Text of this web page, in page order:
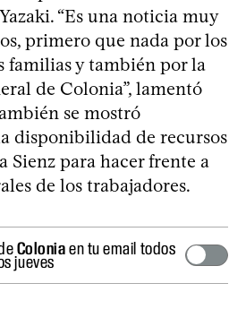
“Es una noticia muy
primero que nada por los
familias y también por la
de Colonia”, lamentó
se mostró
disponibilidad de recursos
Sienz para hacer frente a
de los trabajadores.
Coloniaen tu email todos
jueves